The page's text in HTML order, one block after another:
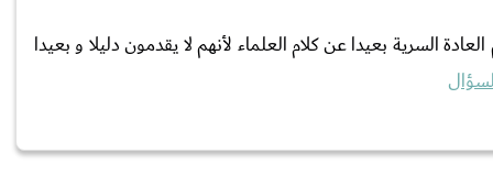
السرية بعيدا عن كلام العلماء لأنهم لا يقدمون دليلا و بعيدا